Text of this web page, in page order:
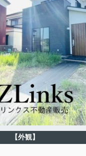
【外観】